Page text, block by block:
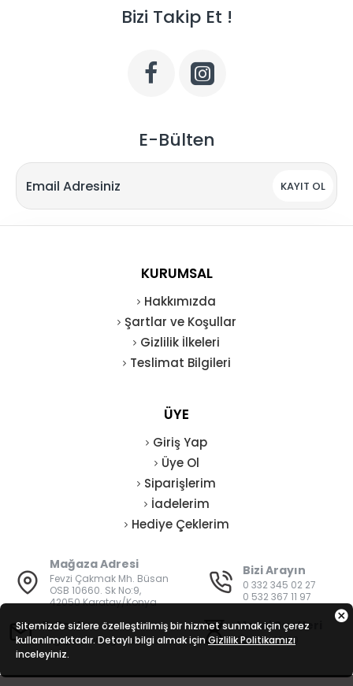
Bizi Takip Et !
E-Bülten
KAYIT OL
KURUMSAL
Hakkımızda
Şartlar ve Koşullar
Gizlilik İlkeleri
Teslimat Bilgileri
ÜYE
Giriş Yap
Üye Ol
Siparişlerim
İadelerim
Hediye Çeklerim
Mağaza Adresi
Fevzi Çakmak Mh. Büsan
OSB 10660. Sk No:9,
42050 Karatay/Konya
Bizi Arayın
0 332 345 02 27
0 532 367 11 97
E-Posta
bilgi@vatanisguvenligi.com
Mesai Saatleri
08:00 - 19:00
Sitemizde sizlere özelleştirilmiş bir hizmet sunmak için çerez
kullanılmaktadır. Detaylı bilgi almak için Gizlilik Politikamızı
inceleyiniz.